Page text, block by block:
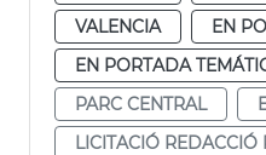
VALENCIA
EN
EN PORTADA
PARC CENTRAL
LICITACIÓ REDACCIÓ